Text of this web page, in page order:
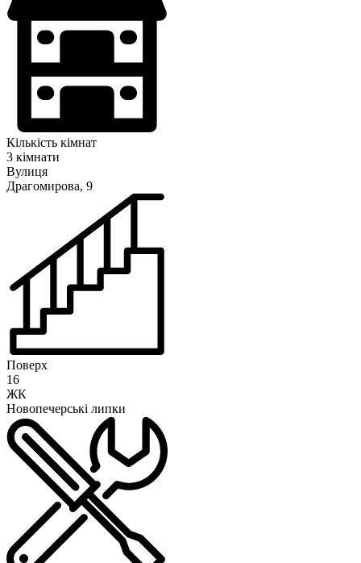
Кількість кімнат
3 кімнати
Вулиця
Драгомирова, 9
Поверх
16
ЖК
Новопечерські липки